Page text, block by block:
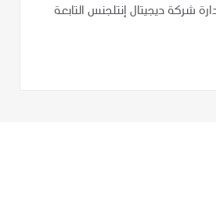
شركة ديجيتال إنتلجنس التابعة